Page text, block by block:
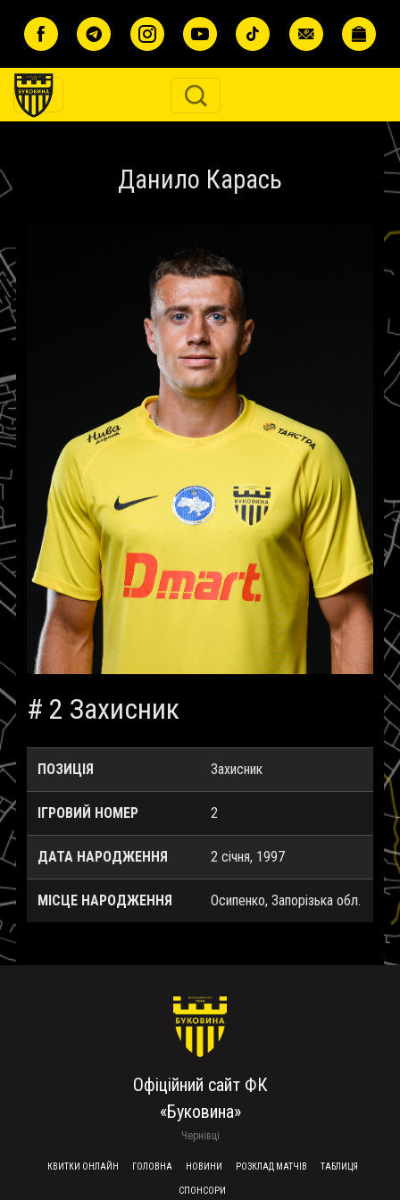
Данило Карась
# 2 Захисник
ПОЗИЦІЯ Захисник
ІГРОВИЙ НОМЕР 2
ДАТА НАРОДЖЕННЯ 2 січня, 1997
МІСЦЕ НАРОДЖЕННЯ Осипенко, Запорізька обл.
Офіційний сайт ФК
«Буковина»
Чернівці
FOOTER MENU
КВИТКИ ОНЛАЙН ГОЛОВНА НОВИНИ РОЗКЛАД МАТЧІВ ТАБЛИЦЯ
СПОНСОРИ